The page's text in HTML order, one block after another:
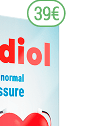
39€